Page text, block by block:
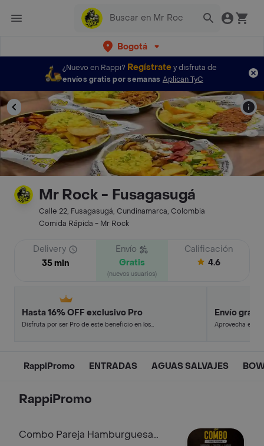
Bogotá
¿Nuevo en Rappi? Regístratey disfruta de
envíos gratis por semanas Aplican TyC
Mr Rock - Fusagasugá
Calle 22, Fusagasugá, Cundinamarca, Colombia
Comida Rápida - Mr Rock
Delivery
35 min
Envío
Gratis
(nuevos usuarios)
Calificación
4.6
Hasta 16% OFF exclusivo Pro
Disfruta por ser Pro de este beneficio en los
Envío
Aprovecha este
RappiPromo ENTRADAS AGUAS SALVAJES
RappiPromo
Combo Pareja Hamburguesa